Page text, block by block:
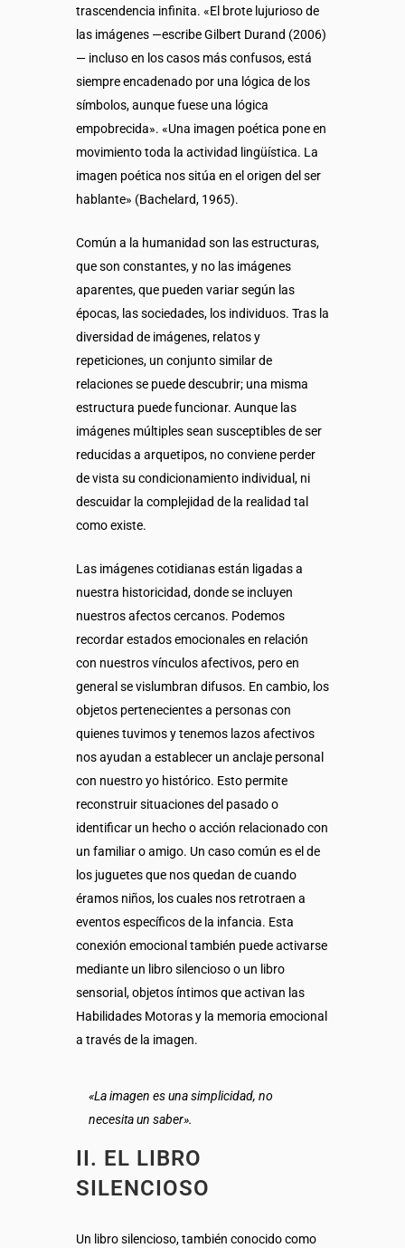
trascendencia infinita. «El brote lujurioso de
las imágenes —escribe Gilbert Durand (2006)
— incluso en los casos más confusos, está
siempre encadenado por una lógica de los
símbolos, aunque fuese una lógica
empobrecida». «Una imagen poética pone en
movimiento toda la actividad lingüística. La
imagen poética nos sitúa en el origen del ser
hablante» (Bachelard, 1965).
Común a la humanidad son las estructuras,
que son constantes, y no las imágenes
aparentes, que pueden variar según las
épocas, las sociedades, los individuos. Tras la
diversidad de imágenes, relatos y
repeticiones, un conjunto similar de
relaciones se puede descubrir; una misma
estructura puede funcionar. Aunque las
imágenes múltiples sean susceptibles de ser
reducidas a arquetipos, no conviene perder
de vista su condicionamiento individual, ni
descuidar la complejidad de la realidad tal
como existe.
Las imágenes cotidianas están ligadas a
nuestra historicidad, donde se incluyen
nuestros afectos cercanos. Podemos
recordar estados emocionales en relación
con nuestros vínculos afectivos, pero en
general se vislumbran difusos. En cambio, los
objetos pertenecientes a personas con
quienes tuvimos y tenemos lazos afectivos
nos ayudan a establecer un anclaje personal
con nuestro yo histórico. Esto permite
reconstruir situaciones del pasado o
identificar un hecho o acción relacionado con
un familiar o amigo. Un caso común es el de
los juguetes que nos quedan de cuando
éramos niños, los cuales nos retrotraen a
eventos específicos de la infancia. Esta
conexión emocional también puede activarse
mediante un libro silencioso o un libro
sensorial, objetos íntimos que activan las
Habilidades Motoras y la memoria emocional
a través de la imagen.
«La imagen es una simplicidad, no
necesita un saber».
II. EL LIBRO
SILENCIOSO
Un libro silencioso, también conocido como